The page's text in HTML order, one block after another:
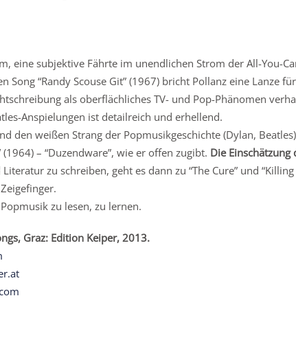
eine subjektive Fährte im unendlichen Strom der All-You-
Song “Randy Scouse Git” (1967) bricht Pollanz eine Lanze
als oberflächliches TV- und Pop-Phänomen
Anspielungen ist detailreich und erhellend.
den weißen Strang der Popmusikgeschichte (Dylan,
– “Duzendware”, wie er offen zugibt. Die
zu schreiben, geht es dann zu “The Cure” und
zu lesen, zu lernen.
Graz: Edition Keiper, 2013.